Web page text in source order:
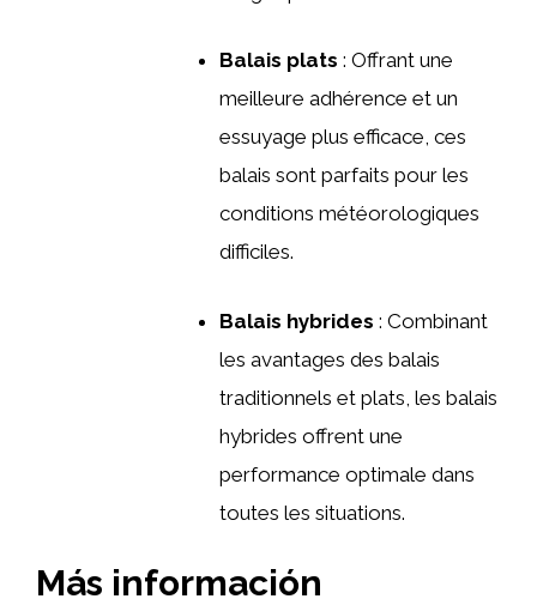
Balais plats : Offrant une
meilleure adhérence et un
essuyage plus efficace, ces
balais sont parfaits pour les
conditions météorologiques
difficiles.
Balais hybrides : Combinant
les avantages des balais
traditionnels et plats, les balais
hybrides offrent une
performance optimale dans
toutes les situations.
Más información